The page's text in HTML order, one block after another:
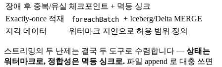
장애 후 중복/유실 체크포인트 + 멱등 싱크
Exactly-once 적재
foreachBatch + Iceberg/Delta MERGE
지각 데이터
워터마크 지연으로 허용 범위 정의
스트리밍의 두 난제는 결국 두 도구로 수렴합니다 — 상태는
워터마크로, 정합성은 멱등 싱크로. 파일 append 로 대충 쓰면